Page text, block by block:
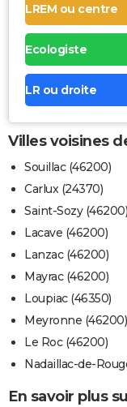
LREM ou centre
Ecologiste
LR ou droite
Villes voisines
Souillac (46200)
Carlux (24370)
Saint-Sozy (46200)
Lacave (46200)
Lanzac (46200)
Mayrac (46200)
Loupiac (46350)
Meyronne (46200)
Le Roc (46200)
Nadaillac-de-
En savoir plus